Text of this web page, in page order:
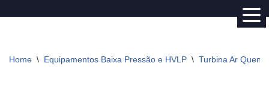
o
Home \ Equipamentos Baixa Pressão e HVLP \ Turbina Ar